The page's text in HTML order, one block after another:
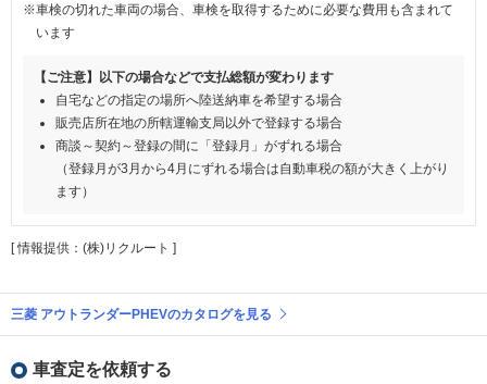
※車検の切れた車両の場合、車検を取得するために必要な費用も含まれて
います
【ご注意】以下の場合などで支払総額が変わります
自宅などの指定の場所へ陸送納車を希望する場合
販売店所在地の所轄運輸支局以外で登録する場合
商談～契約～登録の間に「登録月」がずれる場合
（登録月が3月から4月にずれる場合は自動車税の額が大きく上がり
ます）
[ 情報提供：(株)リクルート ]
三菱 アウトランダーPHEVのカタログを見る
車査定を依頼する